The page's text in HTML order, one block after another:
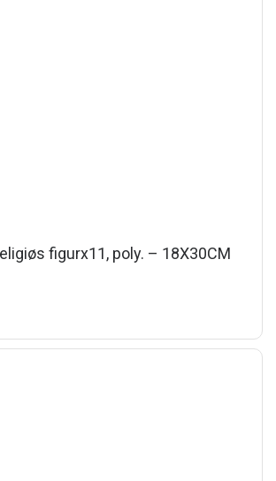
figurx11, poly. – 18X30CM